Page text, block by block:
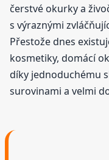
čerstvé okurky a
s výraznými
Přestože dnes
kosmetiky, domácí
díky jednoduchému
surovinami a velmi